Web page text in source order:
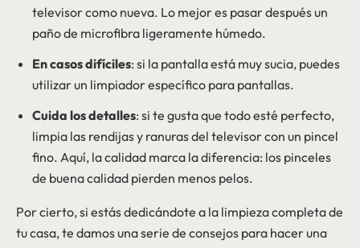
televisor como nueva. Lo mejor es pasar después un
paño de microfibra ligeramente húmedo.
En casos difíciles: si la pantalla está muy sucia, puedes
utilizar un limpiador específico para pantallas.
Cuida los detalles: si te gusta que todo esté perfecto,
limpia las rendijas y ranuras del televisor con un pincel
fino. Aquí, la calidad marca la diferencia: los pinceles
de buena calidad pierden menos pelos.
Por cierto, si estás dedicándote a la limpieza completa de
tu casa, te damos una serie de consejos para hacer una